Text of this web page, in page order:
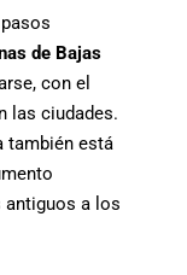
de Bajas
con el
las ciudades.
también está
antiguos a los